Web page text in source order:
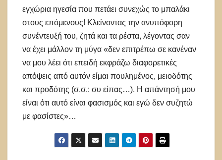
εγχώρια ηγεσία που πετάει συνεχώς το μπαλάκι
στους επόμενους! Κλείνοντας την ανυπόφορη
συνέντευξή του, ζητά και τα ρέστα, λέγοντας σαν
να έχει μάλλον τη μύγα «δεν επιτρέπω σε κανέναν
να μου λέει ότι επειδή εκφράζω διαφορετικές
απόψεις από αυτόν είμαι πουλημένος, μειοδότης
και προδότης (σ.σ.: συ είπας…). Η απάντησή μου
είναι ότι αυτό είναι φασισμός και εγώ δεν συζητώ
με φασίστες»…